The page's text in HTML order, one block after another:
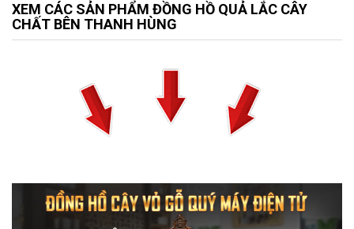
XEM CÁC SẢN PHẨM ĐỒNG HỒ QUẢ LẮC CÂY
CHẤT BÊN THANH HÙNG